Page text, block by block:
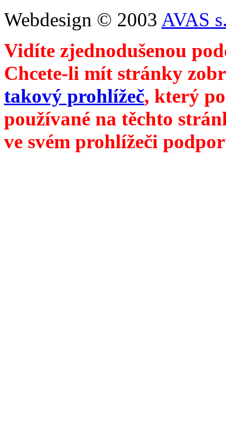
Webdesign © 2003 AVAS
Vidíte zjednodušenou
Chcete-li mít stránky
takový prohlížeč, který
používané na těchto
ve svém prohlížeči